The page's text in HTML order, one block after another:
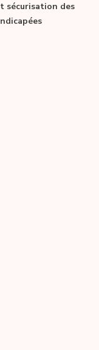
sécurisation des